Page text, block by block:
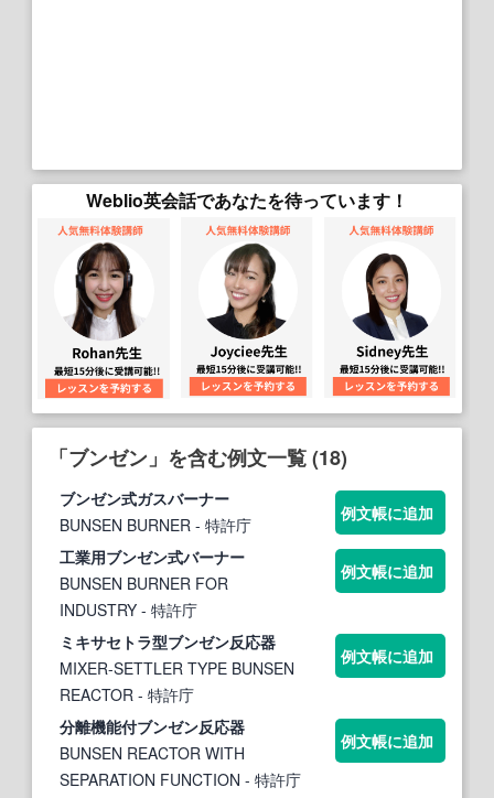
Weblio英会話であなたを待っています！
「ブンゼン」を含む例文一覧 (18)
ブンゼン式ガスバーナー
BUNSEN BURNER - 特許庁
例文帳に追加
工業用ブンゼン式バーナー
BUNSEN BURNER FOR
INDUSTRY - 特許庁
例文帳に追加
ミキサセトラ型ブンゼン反応器
MIXER-SETTLER TYPE BUNSEN
REACTOR - 特許庁
例文帳に追加
分離機能付ブンゼン反応器
BUNSEN REACTOR WITH
SEPARATION FUNCTION - 特許庁
例文帳に追加